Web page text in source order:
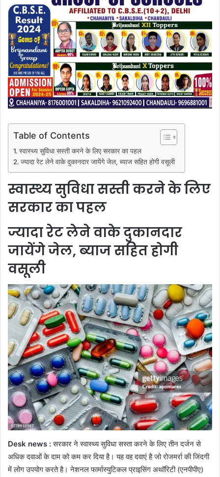
Table of Contents
स्वास्थ्य सुविधा सस्ती करने के लिए सरकार का पहल
ज्यादा रेट लेने वाके दुकानदार जायेंगे जेल, ब्याज सहित होगी वसूली
स्वास्थ्य सुविधा सस्ती करने के लिए
सरकार का पहल
ज्यादा रेट लेने वाके दुकानदार
जायेंगे जेल, ब्याज सहित होगी
वसूली
Desk news :सरकार ने स्वास्थ्य सुविधा सस्ता करने के लिए तीन दर्जन से
अधिक दवाओं के दाम को कम कर दिया है। यह वह दवाएं है जो रोजमर्रा की जिंदगी
में लोग उपयोग करते है। नेशनल फार्मास्युटिकल प्राइसिंग अथॉरिटी (एनपीपीए)